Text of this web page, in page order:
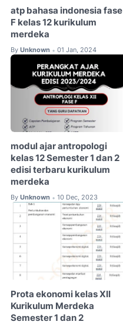
atp bahasa indonesia fase
F kelas 12 kurikulum
merdeka
By Unknown • 01 Jan, 2024
modul ajar antropologi
kelas 12 Semester 1 dan 2
edisi terbaru kurikulum
merdeka
By Unknown • 10 Dec, 2023
Prota ekonomi kelas XII
Kurikulum Merdeka
Semester 1 dan 2